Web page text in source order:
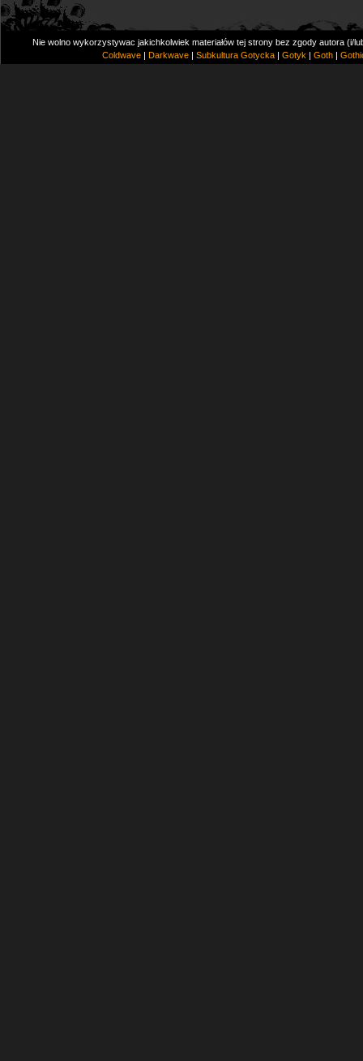
Nie wolno wykorzystywac jakichkolwiek materiałów tej strony bez zgody autora
Coldwave | Darkwave | Subkultura Gotycka | Gotyk | Goth |